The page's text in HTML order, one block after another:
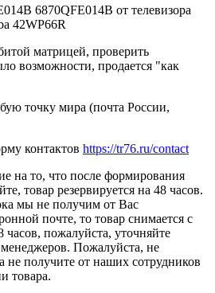
6870QFE014B от телевизора
42WP66R
матрицей, проверить
возможности, продается "как
точку мира (почта России,
контактов https://tr76.ru/contact
на то, что после формирования
товар резервируется на 48 часов.
мы не получим от Вас
почте, то товар снимается с
часов, пожалуйста, уточняйте
Пожалуйста, не
не получите от наших сотрудников
товара.